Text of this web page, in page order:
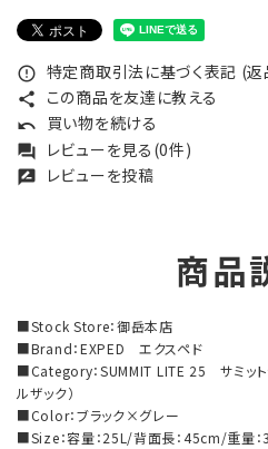
error_outline 特定商取引法に基づく表記 (返
share この商品を友達に教える
undo 買い物を続ける
forum レビューを見る(0件)
rate_review レビューを投稿
商品
■Stock Store：御岳本店
■Brand：EXPED エクスペド
■Category：SUMMIT LITE 25 サミットラ
ルザック）
■Color：ブラック×グレー
■Size：容量：25L/背面長：45cm/重量